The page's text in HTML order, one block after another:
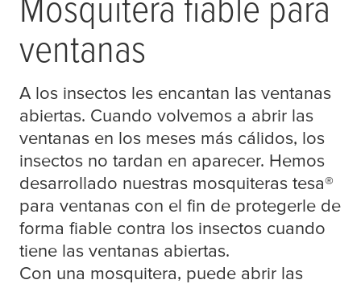
ventanas
A los insectos les encantan las ventanas
abiertas. Cuando volvemos a abrir las
ventanas en los meses más cálidos, los
insectos no tardan en aparecer. Hemos
desarrollado nuestras mosquiteras tesa®
para ventanas con el fin de protegerle de
forma fiable contra los insectos cuando
tiene las ventanas abiertas.
Con una mosquitera, puede abrir las